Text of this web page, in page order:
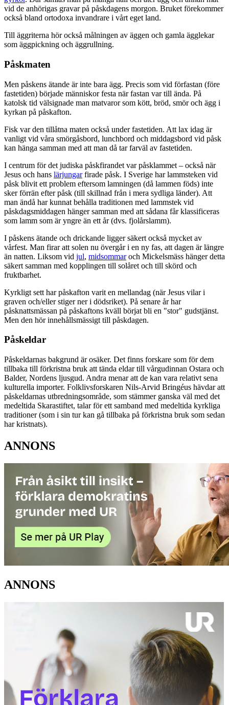
vid de anhörigas gravar på påskdagens morgon. Bruket förekommer
också bland ortodoxa invandrare i vårt eget land.
Till äggriterna hör också målningen av äggen och gamla ägglekar
som äggpickning och äggrullning.
Påskmaten
Men påskens ätande är inte bara ägg. Precis som vid förfastan (före
fastetiden) började människor festa när fastan var till ända. På
katolsk tid välsignade man matvaror som kött, bröd, smör och ägg i
kyrkan på påskafton.
Fisk var den tillåtna maten också under fastetiden. Att lax idag är
vanligt vid våra smörgåsbord, lunchbord och middagsbord vid påsk
kan hänga samman med att man då tar farväl av fastetiden.
I centrum för det judiska påskfirandet var påsklammet – också när
Jesus och hans lärjungarfirade påsk. I Sverige har lammsteken vid
påsk blivit ett problem eftersom lamningen (då lammen föds) inte
sker förrän efter påsk (till skillnad från i mera sydliga länder). Att
man ändå har kunnat behålla traditionen med lammstek vid
påskdagsmiddagen hänger samman med att sådana får klassificeras
som lamm som är yngre än ett år (dvs. fjolårslamm).
I påskens ätande och drickande ligger säkert också mycket av
vårfest. Man firar att solen nu övergår i en ny fas, att dagen är längre
än natten. Liksom vid jul, midsommaroch Mickelsmäss hänger detta
säkert samman med kopplingen till solåret och till skörd och
fruktbarhet.
Kyrkligt sett har påskafton varit en mellandag (när Jesus vilar i
graven och/eller stiger ner i dödsriket). På senare år har
påsknattsmässan på påskaftons kväll börjat bli en "stor" gudstjänst.
Men den hör innehållsmässigt till påskdagen.
Påskeldar
Påskeldarnas bakgrund är osäker. Det finns forskare som för dem
tillbaka till förkristna bruk att tända eldar till vårgudinnan Ostara och
Balder, Nordens ljusgud. Andra menar att de kan vara relativt sena
kulturella importer. Folklivsforskaren Nils-Arvid Bringéus hävdar att
påskeldarnas utbredningsområde, som stämmer ganska väl med det
medeltida Skarastiftet, talar för ett samband med medeltida kyrkliga
traditioner (som i sin tur kan gå tillbaka på förkristna bruk som sedan
har kristnats).
ANNONS
ANNONS